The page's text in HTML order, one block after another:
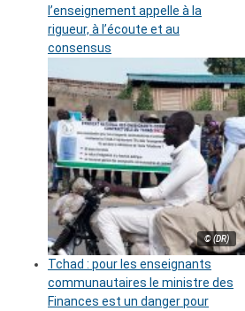
l’enseignement appelle à la
rigueur, à l’écoute et au
consensus
© (DR)
Tchad : pour les enseignants
communautaires le ministre des
Finances est un danger pour